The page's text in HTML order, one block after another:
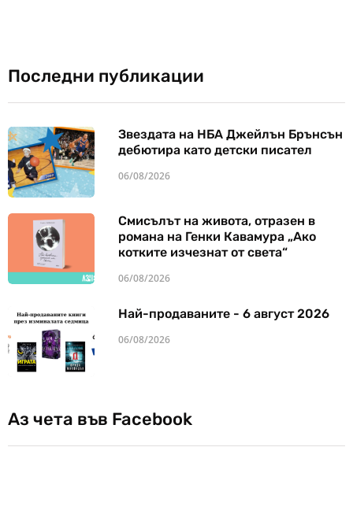
Последни публикации
Звездата на НБА Джейлън Брънсън
дебютира като детски писател
06/08/2026
Смисълът на живота, отразен в
романа на Генки Кавамура „Ако
котките изчезнат от света“
06/08/2026
Най-продаваните - 6 август 2026
06/08/2026
Аз чета във Facebook